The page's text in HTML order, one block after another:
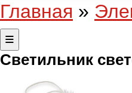
Главная »
Светильник